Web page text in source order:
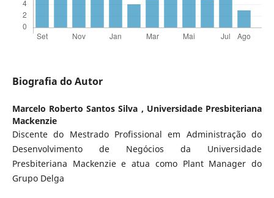
Biografia do Autor
Marcelo Roberto Santos Silva , Universidade Presbiteriana
Mackenzie
Discente do Mestrado Profissional em Administração do
Desenvolvimento de Negócios da Universidade
Presbiteriana Mackenzie e atua como Plant Manager do
Grupo Delga